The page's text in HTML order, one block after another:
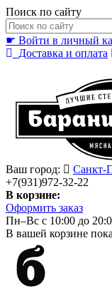
Поиск по сайту
☛ Войти в личный
Доставка и оплата
Ваш город:
Санкт-
+7(931)972-32-22
В корзине:
Оформить заказ
Пн–Вс с 10:00 до
В вашей корзине